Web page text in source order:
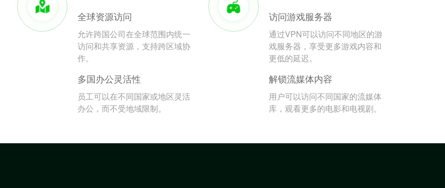
全球资源访问
允许跨国公司在全球范围内统一
访问和共享资源，支持跨区域协
作。
多国办公灵活性
员工可以在不同国家或地区灵活
办公，而不受地域限制。
访问游戏服务器
通过VPN可以访问不同地区的游
戏服务器，享受更多游戏内容和
更低的延迟。
解锁流媒体内容
用户可以访问不同国家的流媒体
库，观看更多的电影和电视剧。